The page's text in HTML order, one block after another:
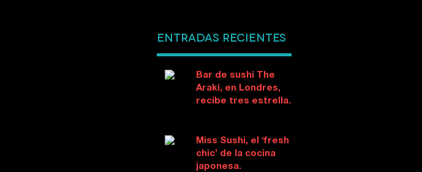
Entradas recientes
Bar de sushi The
Araki, en Londres,
recibe tres estrellas
Miss Sushi, el ‘fresh &
chic’ de la cocina
japonesa.